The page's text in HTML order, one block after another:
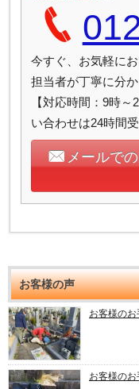
今すぐ、お気軽にお
担当者が丁寧に分
【対応時間：9時
い合わせは24時間
メールで
お客様の声
お客様の
お客様の